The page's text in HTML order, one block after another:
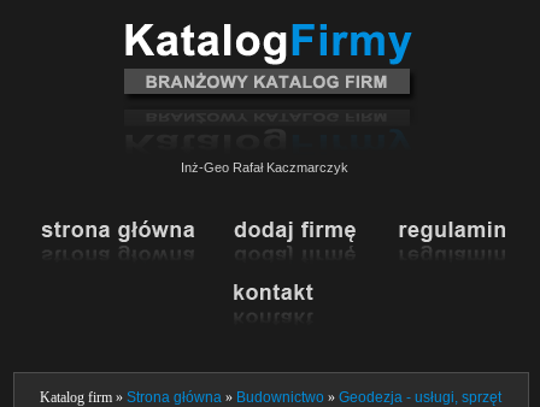
Inż-Geo Rafał Kaczmarczyk
Katalog firm »Strona główna » Budownictwo »Geodezja - usługi, sprzęt